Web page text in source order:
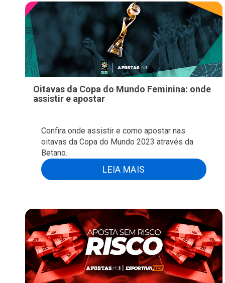
Oitavas da Copa do Mundo Feminina: onde
assistir e apostar
Confira onde assistir e como apostar nas
oitavas da Copa do Mundo 2023 através da
Betano.
LEIA MAIS